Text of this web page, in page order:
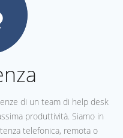
di un team di help desk
produttività. Siamo in
telefonica, remota o